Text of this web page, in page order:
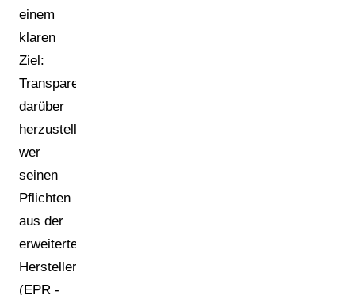
einem
klaren
Ziel:
Transparenz
darüber
herzustellen,
wer
seinen
Pflichten
aus der
erweiterten
Herstellerverantwortung
(EPR -